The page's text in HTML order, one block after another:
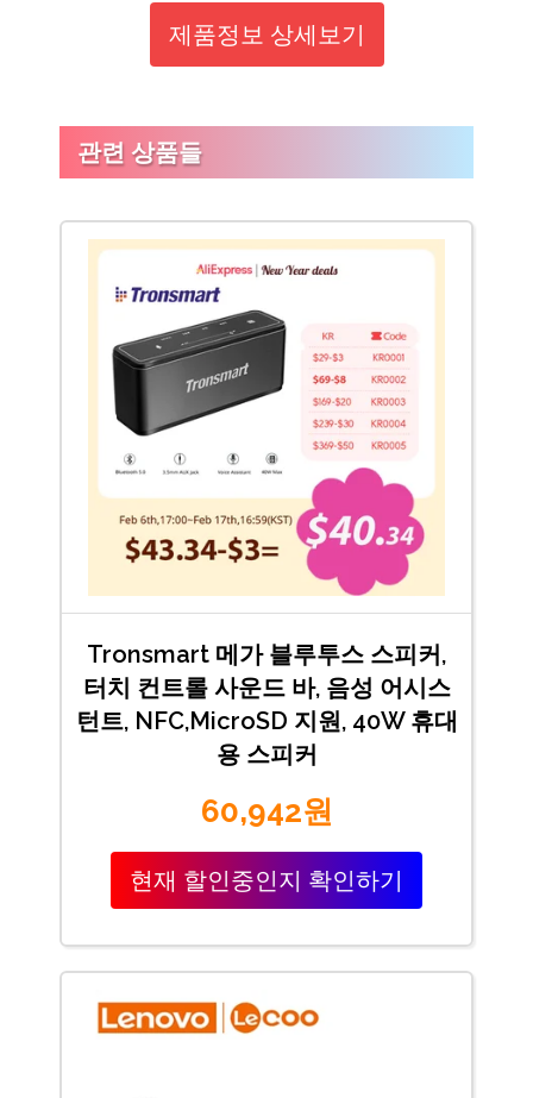
제품정보 상세보기
관련 상품들
Tronsmart 메가 블루투스 스피커,
터치 컨트롤 사운드 바, 음성 어시스
턴트, NFC,MicroSD 지원, 40W 휴대
용 스피커
60,942원
현재 할인중인지 확인하기